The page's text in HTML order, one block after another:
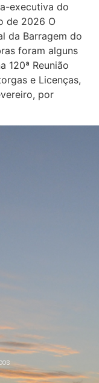
executiva do
de 2026 O
da Barragem do
foram alguns
120ª Reunião
e Licenças,
por